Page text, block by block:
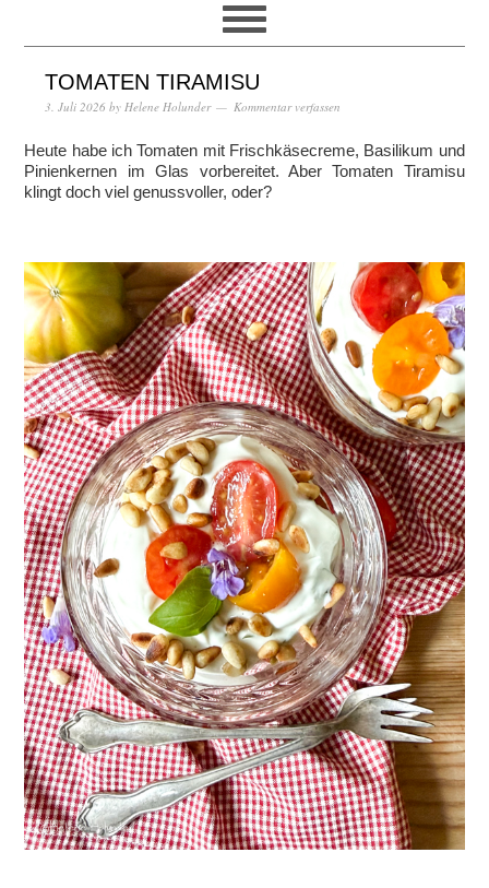
TOMATEN TIRAMISU
3. Juli 2026 by Helene Holunder Kommentar verfassen
Heute habe ich Tomaten mit Frischkäsecreme, Basilikum und
Pinienkernen im Glas vorbereitet. Aber Tomaten Tiramisu
klingt doch viel genussvoller, oder?